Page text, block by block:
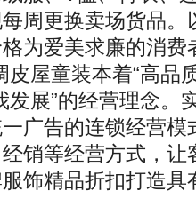
周更换卖场货品。
为爱美求廉的消费
皮屋童装本着“高品
发展”的经营理念。
广告的连锁经营模
销等经营方式，让
饰精品折扣打造具